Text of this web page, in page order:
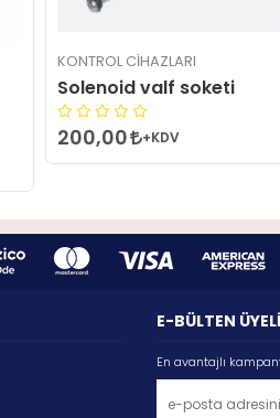
KONTROL CIHAZLARI
Solenoid valf soketi
200,00 +KDV
E-BÜLTEN
En avantajlı